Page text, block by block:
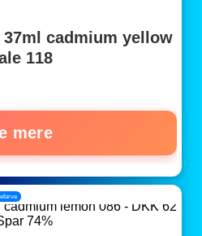
cadmium yellow
118
mere